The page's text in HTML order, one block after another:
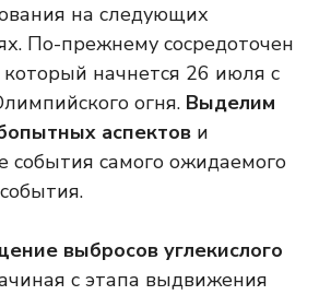
на следующих
По-прежнему сосредоточен
который начнется 26 июля с
огня. Выделим
аспектов и
события самого ожидаемого
выбросов углекислого
с этапа выдвижения